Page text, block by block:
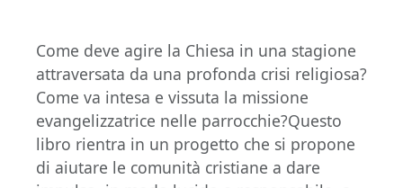
Come deve agire la Chiesa in una stagione
attraversata da una profonda crisi religiosa?
Come va intesa e vissuta la missione
evangelizzatrice nelle parrocchie?Questo
libro rientra in un progetto che si propone
di aiutare le comunità cristiane a dare